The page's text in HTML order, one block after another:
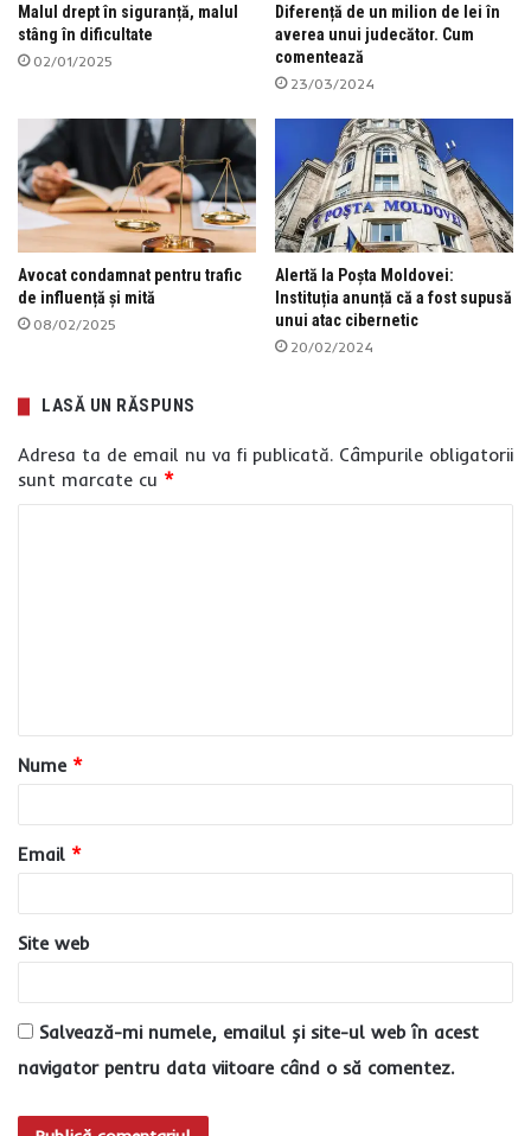
Malul drept în siguranță, malul
stâng în dificultate
02/01/2025
Diferență de un milion de lei în
averea unui judecător. Cum
comentează
23/03/2024
Avocat condamnat pentru trafic
de influență și mită
08/02/2025
Alertă la Poșta Moldovei:
Instituția anunță că a fost supusă
unui atac cibernetic
20/02/2024
LASĂ UN RĂSPUNS
Adresa ta de email nu va fi publicată. Câmpurile obligatorii
sunt marcate cu *
a
r
u
*
Nume *
Email *
Site web
Salvează-mi numele, emailul și site-ul web în acest
navigator pentru data viitoare când o să comentez.